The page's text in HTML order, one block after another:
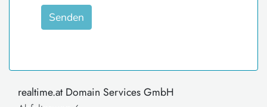
Senden
realtime.at Domain Services GmbH